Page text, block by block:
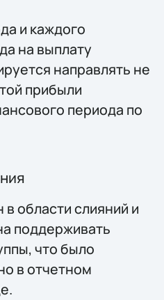
и каждого
на выплату
направлять не
прибыли
периода по
области слияний и
поддерживать
что было
в отчетном